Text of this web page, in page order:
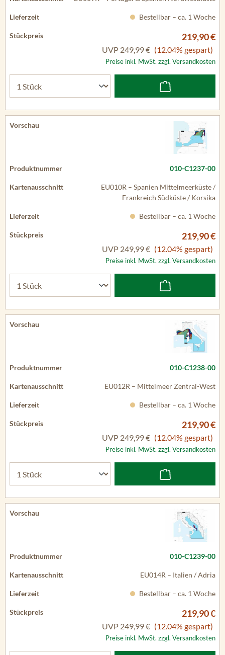
Bestellbar – ca. 1 Woche
219,90 €
UVP 249,99 € (12.04% gespart)
Preise inkl. MwSt. zzgl. Versandkosten
010-C1237-00
EU010R – Spanien Mittelmeerküste /
Frankreich Südküste / Korsika
Bestellbar – ca. 1 Woche
219,90 €
UVP 249,99 € (12.04% gespart)
Preise inkl. MwSt. zzgl. Versandkosten
010-C1238-00
EU012R – Mittelmeer Zentral-West
Bestellbar – ca. 1 Woche
219,90 €
UVP 249,99 € (12.04% gespart)
Preise inkl. MwSt. zzgl. Versandkosten
010-C1239-00
EU014R – Italien / Adria
Bestellbar – ca. 1 Woche
219,90 €
UVP 249,99 € (12.04% gespart)
Preise inkl. MwSt. zzgl. Versandkosten